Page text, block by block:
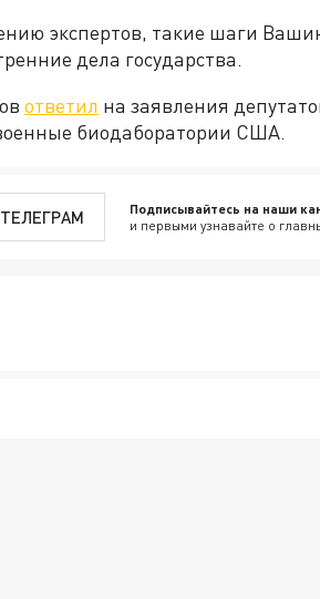
экспертов, такие шаги
дела государства.
ответил на заявления
биодаборатории США.
ТЕЛЕГРАМ Подписывайтесь на наши
и первыми узнавайте о